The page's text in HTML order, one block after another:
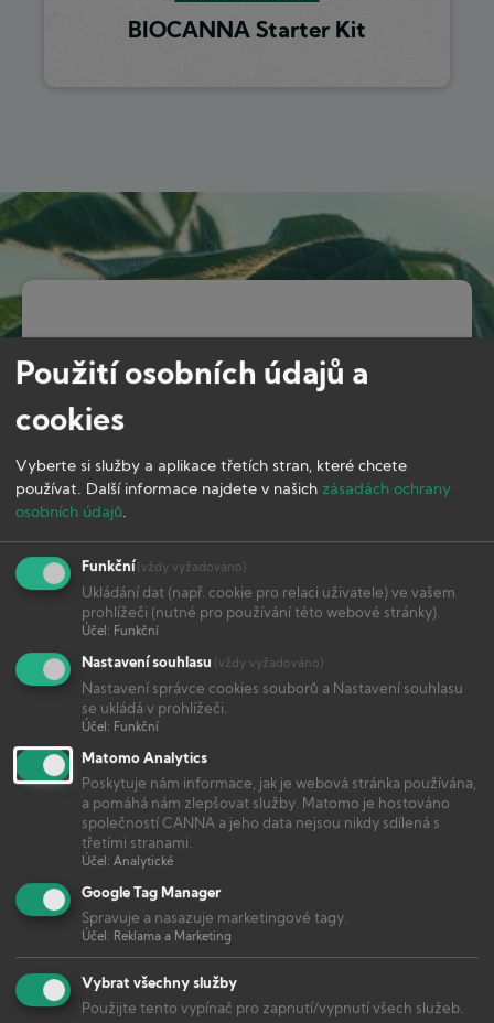
BIOCANNA Starter Kit
Proč zvolit BIOCANNA?
Užívejte si zdravou úrodu a starosti s
za hlavu. Organická hnojiva BIOCANNA
pomáhají pěstitelům k úrodě s bohatou vůní
pěstování.
Certifikovaná Bio kvalita
Nemusíte řešit pH ani EC
Lepší vůně a chuť úrody
Hnojiva + aditiva na čistě rostlinné bázi
Certifikovaná Bio kvalita
Hnojiva BIOCANNA drží mezinárodní Bio
certifikáty a jsou vhodná pro ekologické
zemědělství. Neobsahují umělá hnojiva,
pesticidy, syntetické vůně, barviva, ani
konzervační látky.
STÁHNOUT PĚSTEBNÍ SCHÉMA
Použití osobních údajů a
cookies
Vyberte si služby a aplikace třetích stran, které chcete
používat. Další informace najdete v našich zásadách ochrany
osobních údajů.
Funkční (vždy vyžadováno)
Ukládání dat (např. cookie pro relaci uživatele) ve vašem
prohlížeči (nutné pro používání této webové stránky).
Účel: Funkční
Nastavení souhlasu (vždy vyžadováno)
Nastavení správce cookies souborů a Nastavení souhlasu
se ukládá v prohlížeči.
Účel: Funkční
Matomo Analytics
Poskytuje nám informace, jak je webová stránka používána,
a pomáhá nám zlepšovat služby. Matomo je hostováno
společností CANNA a jeho data nejsou nikdy sdílená s
třetími stranami.
Účel : Analytické
Google Tag Manager
Spravuje a nasazuje marketingové tagy.
Účel : Reklama a Marketing
Vybrat všechny služby
Použijte tento vypínač pro zapnutí/vypnutí všech služeb.